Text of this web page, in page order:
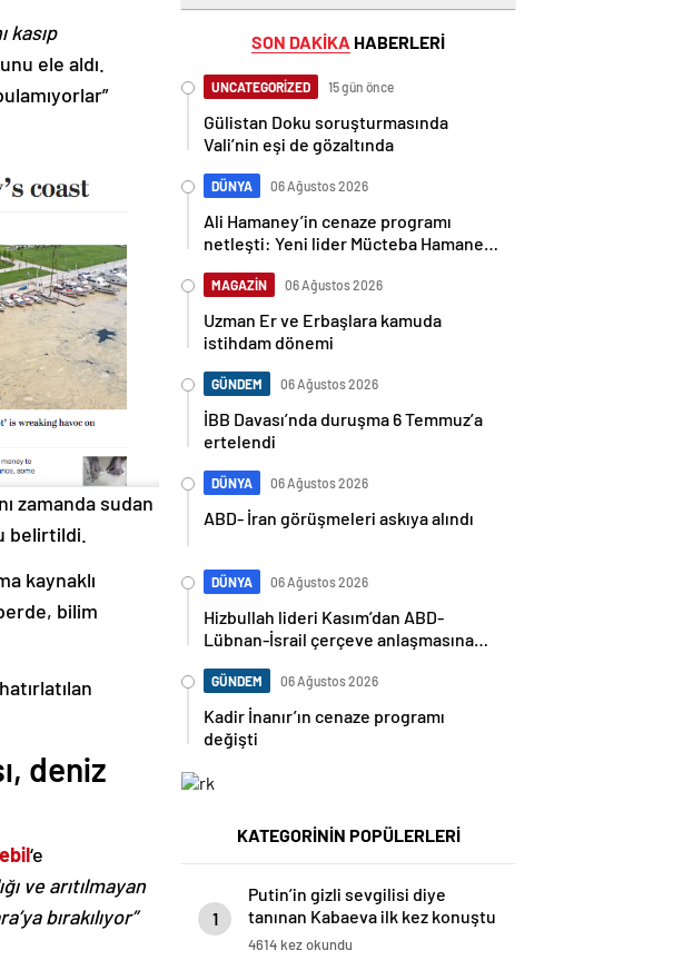
kasıp
ele aldı.
zamanda sudan
belirtildi.
kaynaklı
bilim
deniz
‘e
ve arıtılmayan
bırakılıyor”
SON DAKİKA HABERLERİ
UNCATEGORİZED 15 gün önce
Gülistan Doku soruşturmasında
Vali’nin eşi de gözaltında
DÜNYA 06 Ağustos 2026
Ali Hamaney’in cenaze programı
netleşti: Yeni lider Mücteba Hamaney
MAGAZİN 06 Ağustos 2026
Uzman Er ve Erbaşlara kamuda
istihdam dönemi
GÜNDEM 06 Ağustos 2026
İBB Davası’nda duruşma 6 Temmuz’a
ertelendi
DÜNYA 06 Ağustos 2026
ABD- İran görüşmeleri askıya alındı
DÜNYA 06 Ağustos 2026
Hizbullah lideri Kasım’dan ABD-
Lübnan-İsrail çerçeve anlaşmasına
anlamına geliyor”
GÜNDEM 06 Ağustos 2026
Kadir İnanır’ın cenaze programı
değişti
KATEGORİNİN POPÜLERLERİ
1
Putin’in gizli sevgilisi diye
tanınan Kabaeva ilk kez konuştu
4614 kez okundu